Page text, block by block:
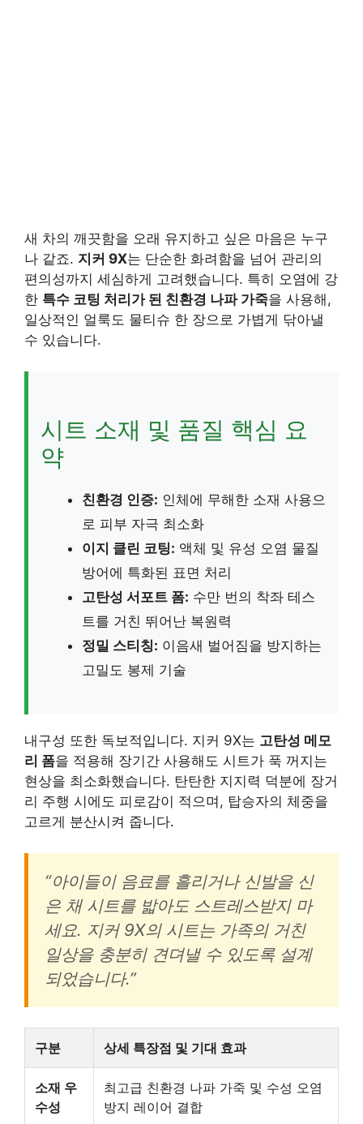
새 차의 깨끗함을 오래 유지하고 싶은 마음은 누구
나 같죠. 지커 9X는 단순한 화려함을 넘어 관리의
편의성까지 세심하게 고려했습니다. 특히 오염에 강
한 특수 코팅 처리가 된 친환경 나파 가죽을 사용해,
일상적인 얼룩도 물티슈 한 장으로 가볍게 닦아낼
수 있습니다.
시트 소재 및 품질 핵심 요
약
친환경 인증: 인체에 무해한 소재 사용으
로 피부 자극 최소화
이지 클린 코팅: 액체 및 유성 오염 물질
방어에 특화된 표면 처리
고탄성 서포트 폼: 수만 번의 착좌 테스
트를 거친 뛰어난 복원력
정밀 스티칭: 이음새 벌어짐을 방지하는
고밀도 봉제 기술
내구성 또한 독보적입니다. 지커 9X는 고탄성 메모
리 폼을 적용해 장기간 사용해도 시트가 푹 꺼지는
현상을 최소화했습니다. 탄탄한 지지력 덕분에 장거
리 주행 시에도 피로감이 적으며, 탑승자의 체중을
고르게 분산시켜 줍니다.
“아이들이 음료를 흘리거나 신발을 신
은 채 시트를 밟아도 스트레스받지 마
세요. 지커 9X의 시트는 가족의 거친
일상을 충분히 견뎌낼 수 있도록 설계
되었습니다.”
구분 상세 특장점 및 기대 효과
소재 우
수성
최고급 친환경 나파 가죽 및 수성 오염
방지 레이어 결합